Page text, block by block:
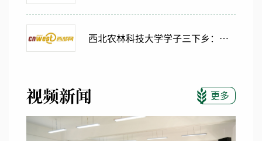
西北农林科技大学学子三下乡：大别山深处青春行
视频新闻 更多